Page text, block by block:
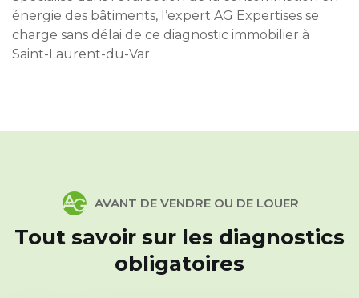
énergie des bâtiments, l’expert AG Expertises se
charge sans délai de ce diagnostic immobilier à
Saint-Laurent-du-Var.
AVANT DE VENDRE OU DE LOUER
Tout savoir sur les diagnostics
obligatoires